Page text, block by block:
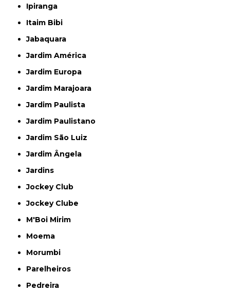
Ipiranga
Itaim Bibi
Jabaquara
Jardim América
Jardim Europa
Jardim Marajoara
Jardim Paulista
Jardim Paulistano
Jardim São Luiz
Jardim Ângela
Jardins
Jockey Club
Jockey Clube
M'Boi Mirim
Moema
Morumbi
Parelheiros
Pedreira